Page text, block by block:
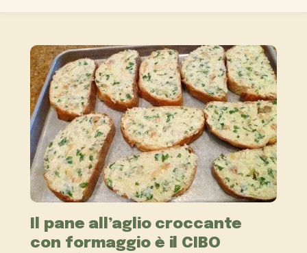
Il pane all’aglio croccante
con formaggio è il CIBO